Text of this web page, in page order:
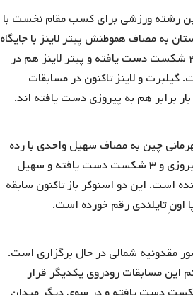
رشته ورزشی برای کسب مقام نخست با
با رده شماره ۱۲ جهان از کشور انگلستان به مصاف هموطنش پیتر لاینز با جایگاه
شماره ۱۱۰ خواهد رفت. دیوید گیلبرت در ۱۰ بازی اخیر خود به ۶ پیروزی و ۴ شکست دست یافته و پیتر لاینز هم در
به ثبت رسانده است. گیلبرت و لاینز تاکنون در مسابقات
شماره ۳۷ در مسابقات اسنوکر قهرمانی چین به مصاف سهیل واحدی با رده
شماره ۱۰۰ دنیا از ایران خواهد رفت. تپچایا اون در ۱۰ بازی اخیر خود به ۷ پیروزی و ۳ شکست دست یافته و سهیل
و ۴ شکست را به ثبت رسانده است. این دو اسنوکر باز تاکنون سابقه
۱۹ سال جهان در سال ۲۰۱۹ هم اینک در کشور مقدونیه شمالی در حال برگزاری است.
و یکم این مسابقات رودروی یکدیگر قرار